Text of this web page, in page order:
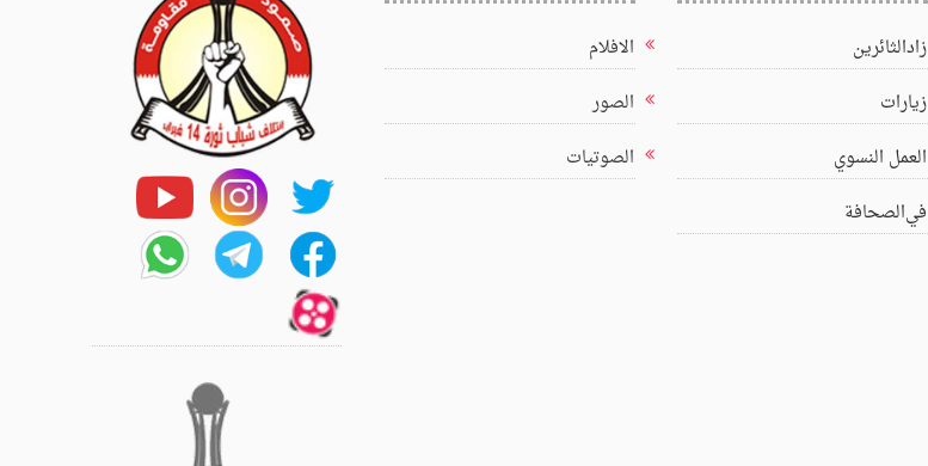
زادالثائرين
زيارات
العمل النسوي
في‌الصحافة
الافلام
الصور
الصوتيات